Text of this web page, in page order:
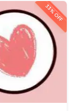
33% OFF